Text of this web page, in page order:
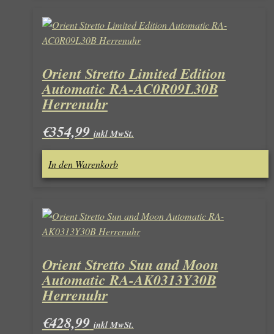
Orient Stretto Limited Edition
Automatic RA-AC0R09L30B
Herrenuhr
€354,99 inkl MwSt.
In den Warenkorb
Orient Stretto Sun and Moon
Automatic RA-AK0313Y30B
Herrenuhr
€428,99 inkl MwSt.